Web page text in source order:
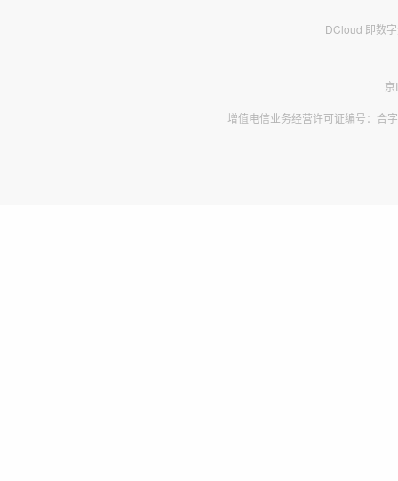
DCloud 即数
增值电信业务经营许可证编号：合